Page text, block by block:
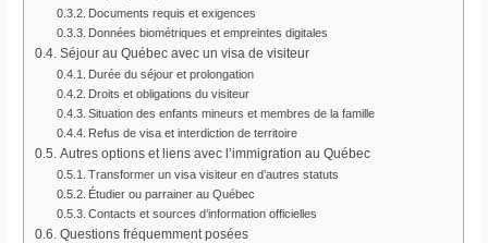
Documents requis et exigences
Données biométriques et empreintes digitales
Séjour au Québec avec un visa de visiteur
Durée du séjour et prolongation
Droits et obligations du visiteur
Situation des enfants mineurs et membres de la famille
Refus de visa et interdiction de territoire
Autres options et liens avec l’immigration au Québec
Transformer un visa visiteur en d’autres statuts
Étudier ou parrainer au Québec
Contacts et sources d’information officielles
Questions fréquemment posées